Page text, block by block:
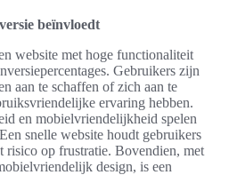
beïnvloedt
website met hoge functionaliteit
Gebruikers zijn
aan te schaffen of zich aan te
ervaring hebben.
en mobielvriendelijkheid spelen
snelle website houdt gebruikers
risico op frustratie. Bovendien, met
design, is een